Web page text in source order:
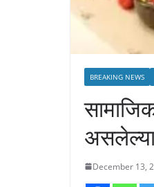
BREAKING NEWS
December 13,